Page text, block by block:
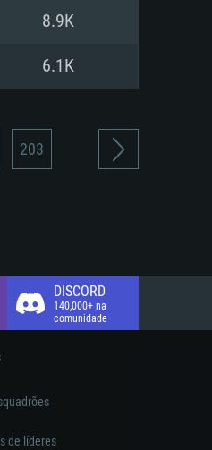
8.9K
6.1K
203
DISCORD
140,000+ na
comunidade
de líderes